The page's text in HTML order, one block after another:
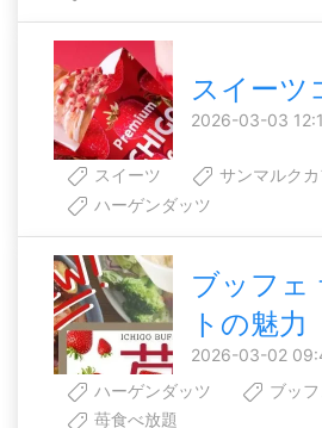
スイーツ
2026-03-03
スイーツ
サンマルクカ
ハーゲンダッツ
ブッフェ
トの魅力
2026-03-02
ハーゲンダッツ
ブッ
苺食べ放題